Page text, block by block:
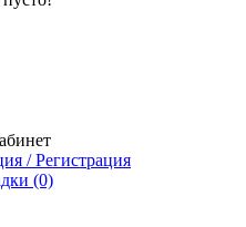
/ Регистрация
(0)